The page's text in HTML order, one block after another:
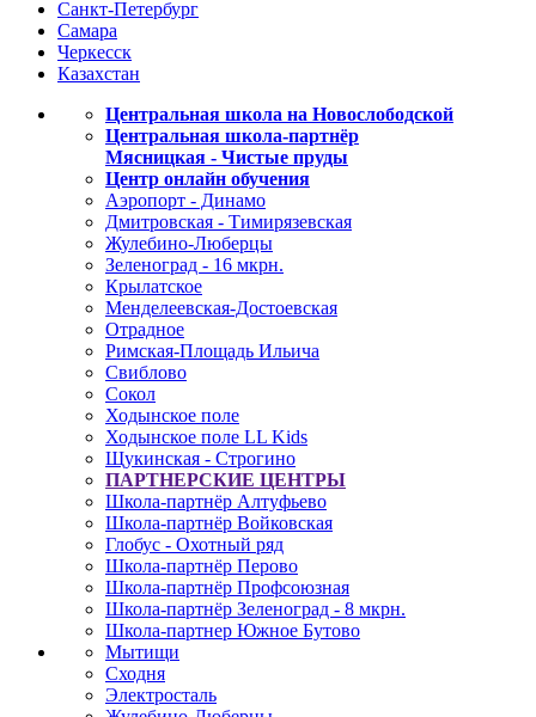
Санкт-Петербург
Самара
Черкесск
Казахстан
Центральная школа на Новослободской
Центральная школа-партнёр
Мясницкая - Чистые пруды
Центр онлайн обучения
Аэропорт - Динамо
Дмитровская - Тимирязевская
Жулебино-Люберцы
Зеленоград - 16 мкрн.
Крылатское
Менделеевская-Достоевская
Отрадное
Римская-Площадь Ильича
Свиблово
Сокол
Ходынское поле
Ходынское поле LL Kids
Щукинская - Строгино
ПАРТНЕРСКИЕ ЦЕНТРЫ
Школа-партнёр Алтуфьево
Школа-партнёр Войковская
Глобус - Охотный ряд
Школа-партнёр Перово
Школа-партнёр Профсоюзная
Школа-партнёр Зеленоград - 8 мкрн.
Школа-партнер Южное Бутово
Мытищи
Сходня
Электросталь